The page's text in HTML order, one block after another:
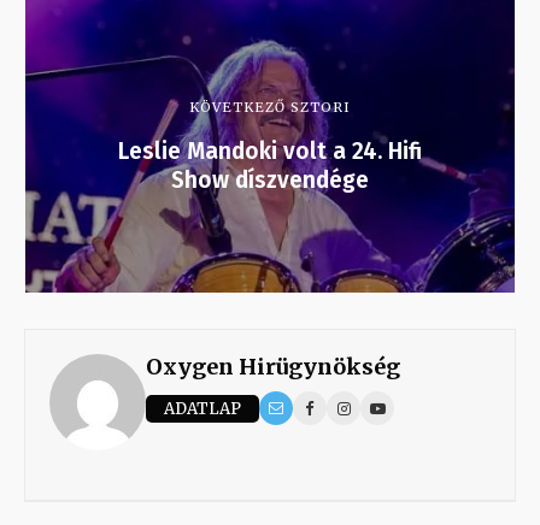
KÖVETKEZŐ SZTORI
Leslie Mandoki volt a 24. Hifi
Show díszvendége
Oxygen Hirügynökség
ADATLAP